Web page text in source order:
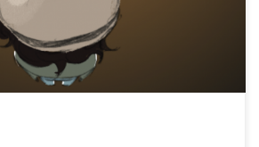
nos narrations. A cela, […]